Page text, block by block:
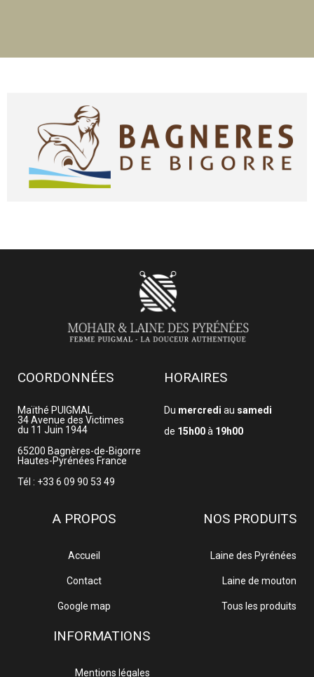
COORDONNÉES
Maïthé PUIGMAL
34 Avenue des Victimes
du 11 Juin 1944
65200 Bagnères-de-Bigorre
Hautes-Pyrénées France
Tél : +33 6 09 90 53 49
HORAIRES
Du mercredi au samedi
de 15h00à 19h00
A PROPOS
Accueil
Contact
Google map
NOS PRODUITS
Laine des Pyrénées
Laine de mouton
Tous les produits
INFORMATIONS
Mentions légales